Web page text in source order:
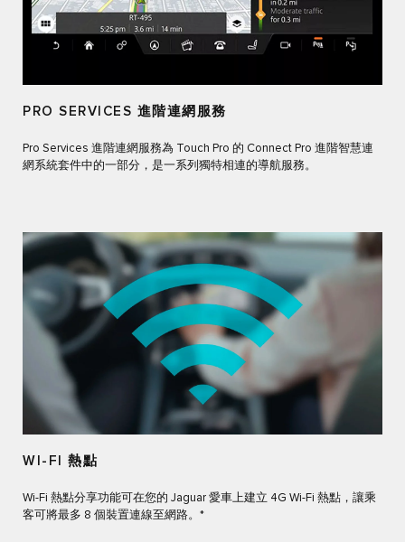
PRO SERVICES 進階連網服務
Pro Services 進階連網服務為 Touch Pro 的 Connect Pro 進階智慧連
網系統套件中的一部分，是一系列獨特相連的導航服務。
WI-FI 熱點
Wi-Fi 熱點分享功能可在您的 Jaguar 愛車上建立 4G Wi-Fi 熱點，讓乘
客可將最多 8 個裝置連線至網路。*